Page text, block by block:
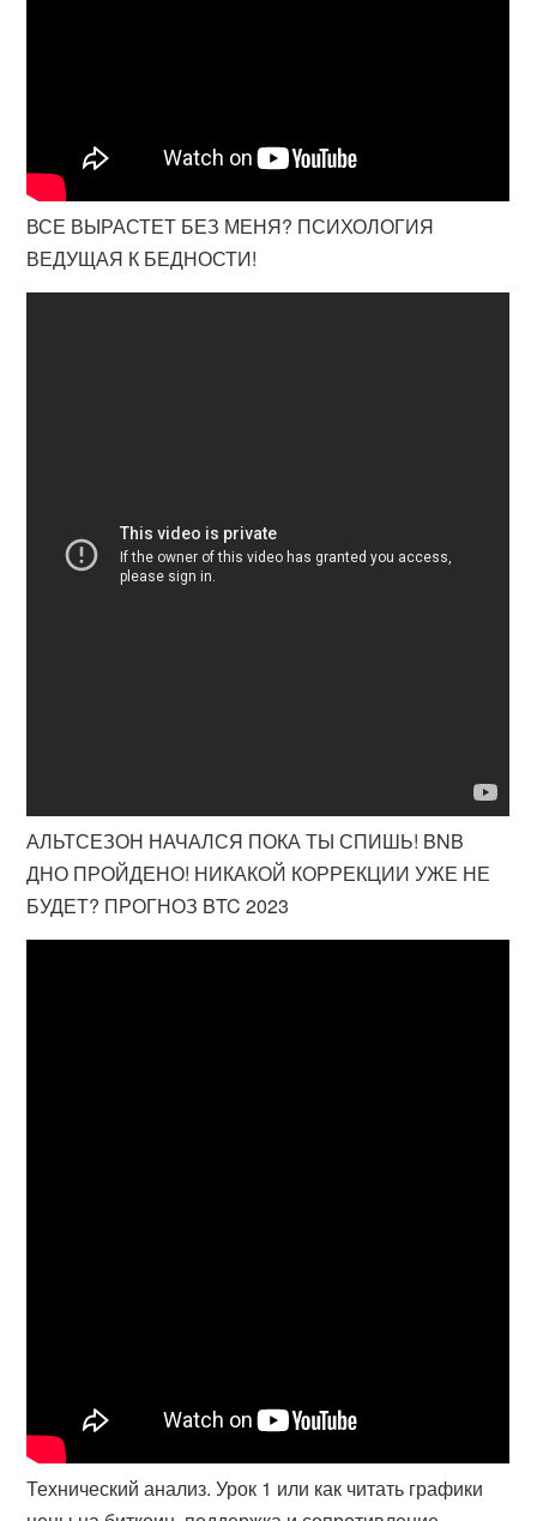
ВСЕ ВЫРАСТЕТ БЕЗ МЕНЯ? ПСИХОЛОГИЯ
ВЕДУЩАЯ К БЕДНОСТИ!
АЛЬТСЕЗОН НАЧАЛСЯ ПОКА ТЫ СПИШЬ! BNB
ДНО ПРОЙДЕНО! НИКАКОЙ КОРРЕКЦИИ УЖЕ НЕ
БУДЕТ? ПРОГНОЗ BTC 2023
Технический анализ. Урок 1 или как читать графики